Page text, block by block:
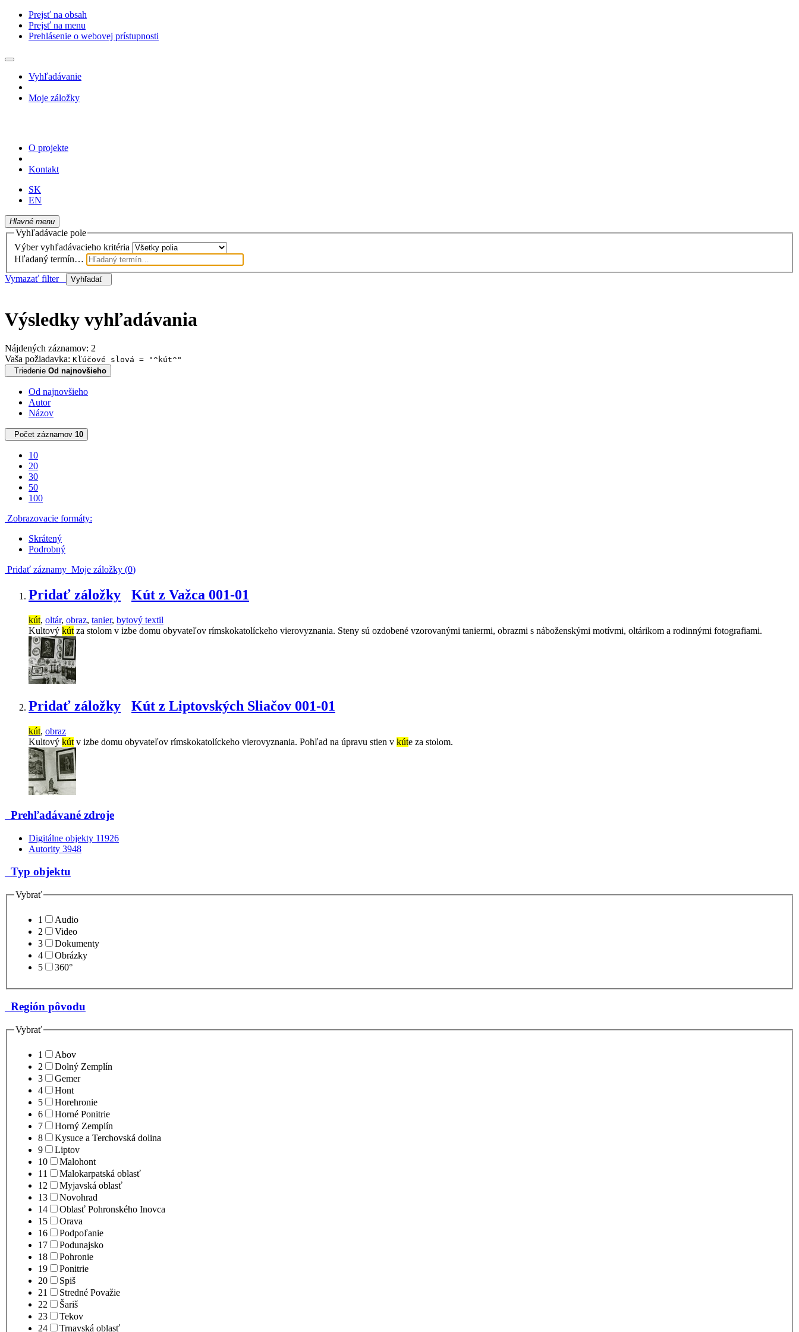
Prejsť na obsah
Prejsť na menu
Prehlásenie o webovej prístupnosti
Vyhľadávanie
Moje záložky
O projekte
Kontakt
SK
EN
Hlavné menu
Vyhľadávacie pole
Výber vyhľadávacieho kritéria
Hľadaný termín…
Vymazať filter
Vyhľadať
Výsledky vyhľadávania
Nájdených záznamov: 2
Vaša požiadavka: Kľúčové slová = "^kút^"
Triedenie Od najnovšieho
Od najnovšieho
Autor
Názov
Počet záznamov 10
10
20
30
50
100
Zobrazovacie formáty:
Skrátený
Podrobný
Pridať záznamy Moje záložky (0)
Pridať záložky Kút z Važca 001-01
kút, oltár, obraz, tanier, bytový textil
Kultový kút za stolom v izbe domu obyvateľov rímskokatolíckeho vierovyznania. Steny sú ozdobené vzorovanými taniermi, obrazmi s náboženskými motívmi, oltárikom a rodinnými fotografiami.
Pridať záložky Kút z Liptovských Sliačov 001-01
kút, obraz
Kultový kút v izbe domu obyvateľov rímskokatolíckeho vierovyznania. Pohľad na úpravu stien v kúte za stolom.
Prehľadávané zdroje
Digitálne objekty 11926
Autority 3948
Typ objektu
Vybrať
1
Audio
2
Video
3
Dokumenty
4
Obrázky
5
360°
Región pôvodu
Vybrať
1
Abov
2
Dolný Zemplín
3
Gemer
4
Hont
5
Horehronie
6
Horné Ponitrie
7
Horný Zemplín
8
Kysuce a Terchovská dolina
9
Liptov
10
Malohont
11
Malokarpatská oblasť
12
Myjavská oblasť
13
Novohrad
14
Oblasť Pohronského Inovca
15
Orava
16
Podpoľanie
17
Podunajsko
18
Pohronie
19
Ponitrie
20
Spiš
21
Stredné Považie
22
Šariš
23
Tekov
24
Trnavská oblasť